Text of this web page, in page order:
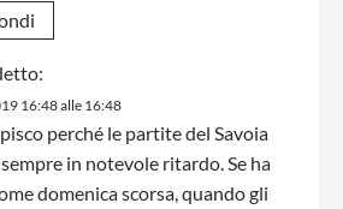
16:48 alle 16:48
perché le partite del Savoia
in notevole ritardo. Se ha
domenica scorsa, quando gli